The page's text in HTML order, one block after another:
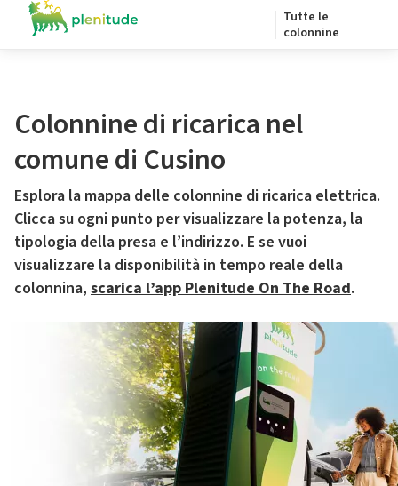
Tutte le
colonnine
Colonnine di ricarica nel
comune di Cusino
Esplora la mappa delle colonnine di ricarica elettrica.
Clicca su ogni punto per visualizzare la potenza, la
tipologia della presa e l’indirizzo. E se vuoi
visualizzare la disponibilità in tempo reale della
colonnina, scarica l’app Plenitude On The Road.